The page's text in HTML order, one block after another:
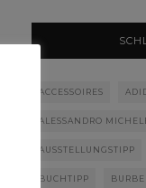
ACCESSOIRES
ALESSANDRO
AUSSTELLUNGSTIPP
BUCHTIPP